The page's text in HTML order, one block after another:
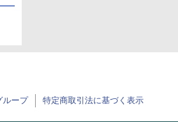
ループ 特定商取引法に基づく表示